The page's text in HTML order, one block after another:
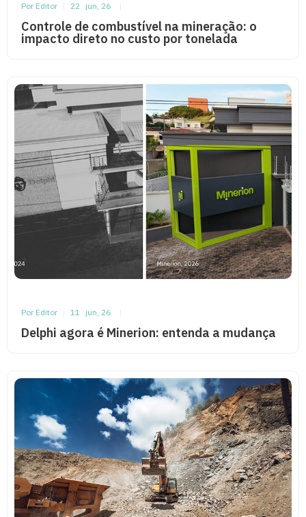
Controle de combustível na mineração: o
impacto direto no custo por tonelada
Por Editor | 22 jun, 26 |
Delphi agora é Minerion: entenda a mudança
Por Editor | 11 jun, 26 |